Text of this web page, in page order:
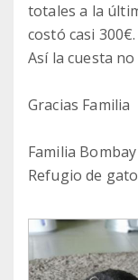
totales a la
costó casi 300€.
Así la cuesta
Gracias Familia
Familia Bombay
Refugio de